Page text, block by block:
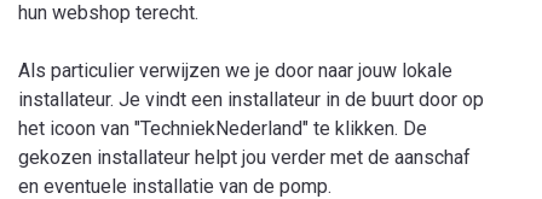
hun webshop terecht.
Als particulier verwijzen we je door naar jouw lokale
installateur. Je vindt een installateur in de buurt door op
het icoon van "TechniekNederland" te klikken. De
gekozen installateur helpt jou verder met de aanschaf
en eventuele installatie van de pomp.